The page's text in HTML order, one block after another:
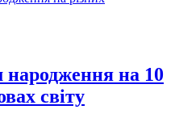
на 10
світу